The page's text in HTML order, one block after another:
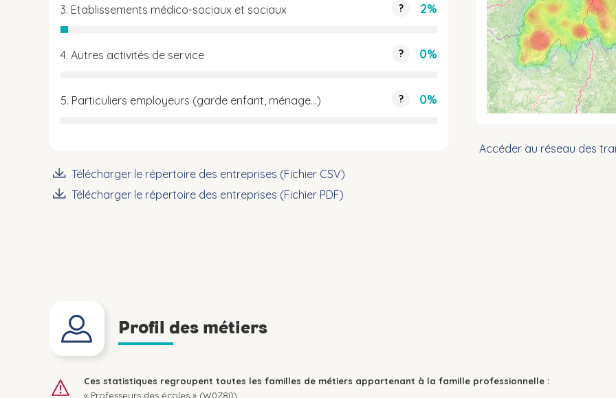
3. Etablissements médico-sociaux et sociaux ? 2%
4. Autres activités de service ? 0%
5. Particuliers employeurs (garde enfant, ménage…) ? 0%
Télécharger le répertoire des entreprises (Fichier CSV)
Télécharger le répertoire des entreprises (Fichier PDF)
Accéder au réseau des
Profil des métiers
Ces statistiques regroupent toutes les familles de métiers appartenant à la famille professionnelle :
« Professeurs des écoles » (W0Z80).